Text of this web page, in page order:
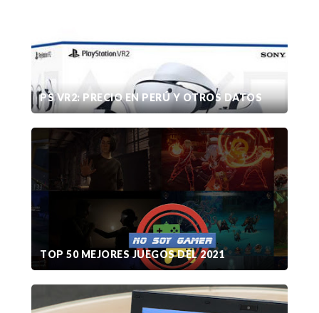
PS VR2: PRECIO EN PERÚ Y OTROS DATOS
TOP 50 MEJORES JUEGOS DEL 2021